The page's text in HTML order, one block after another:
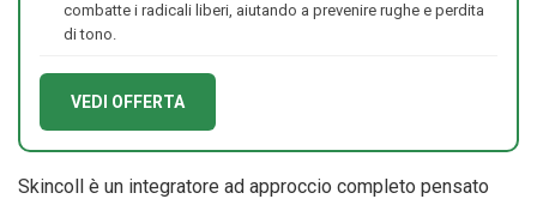
combatte i radicali liberi, aiutando a prevenire rughe e perdita
di tono.
VEDI OFFERTA
Skincoll è un integratore ad approccio completo pensato